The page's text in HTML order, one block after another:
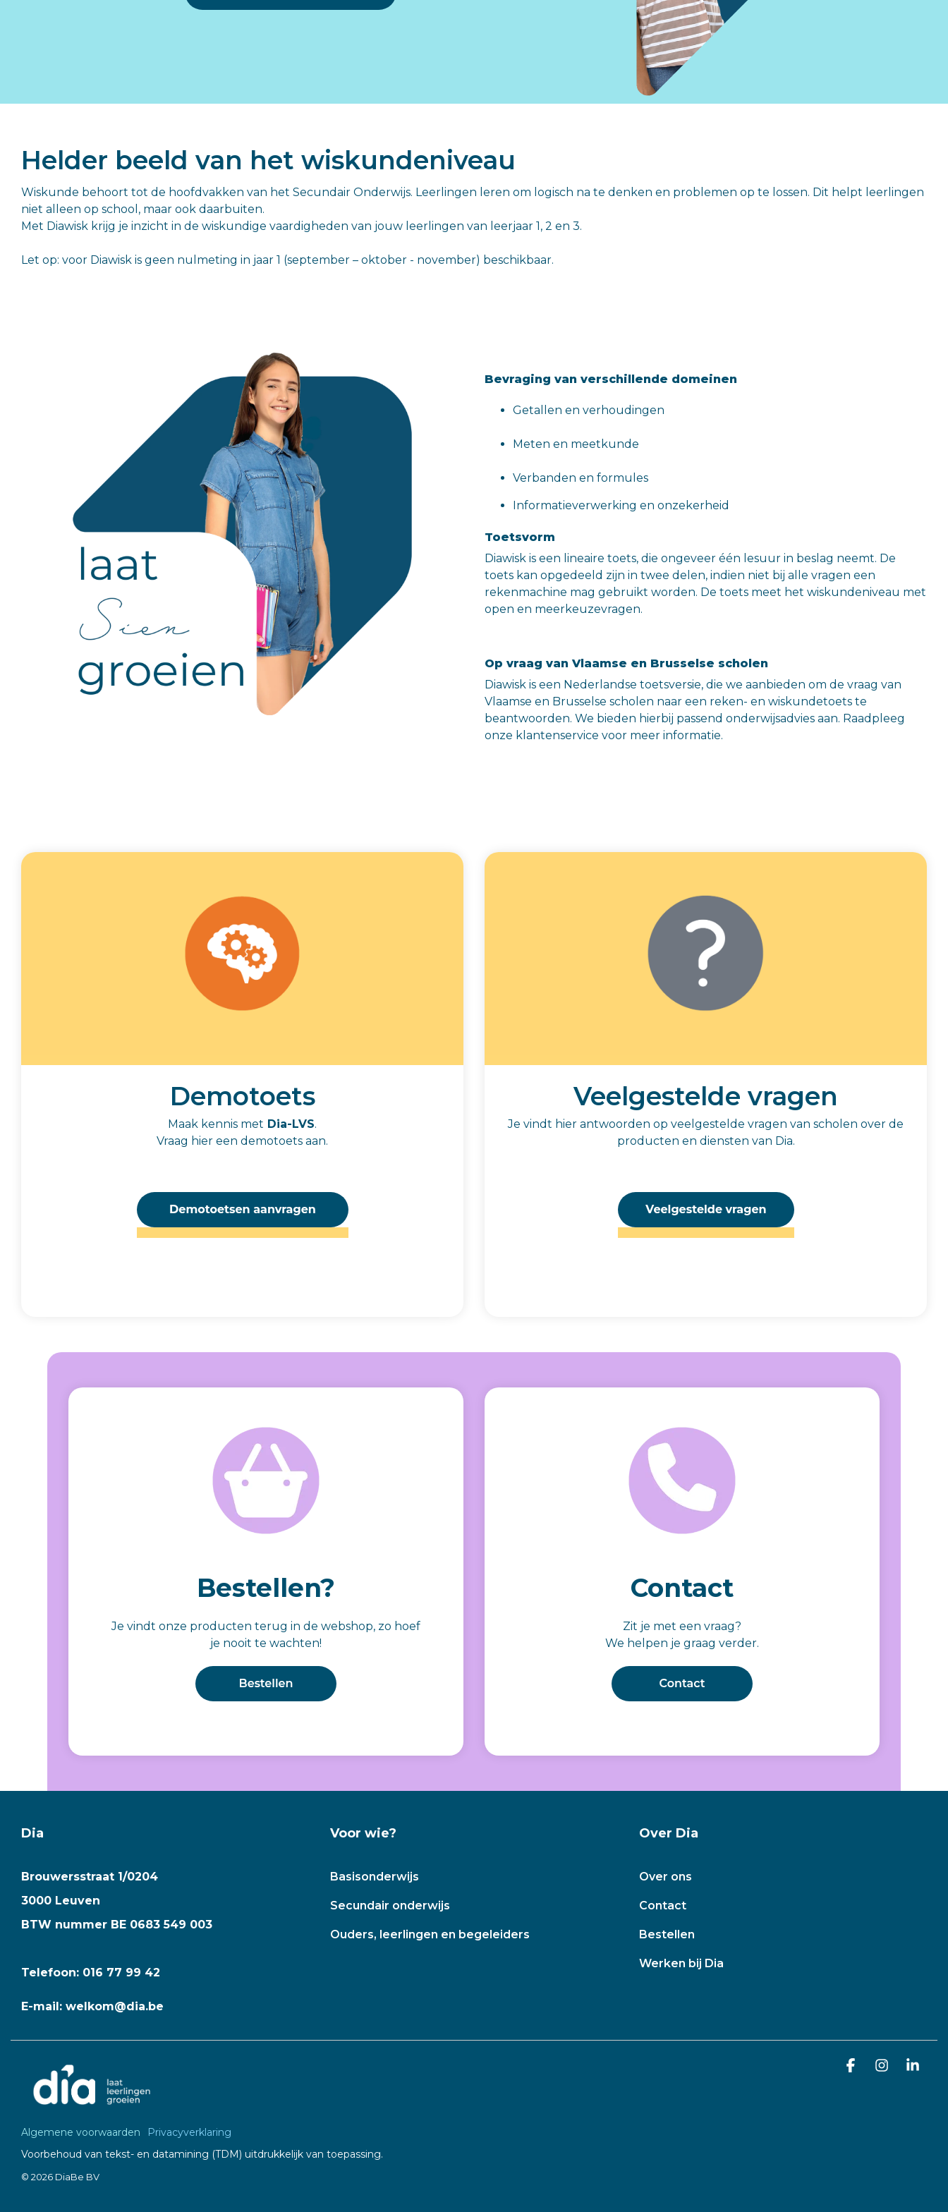
kind.
Ouders, leerlingen en begeleiders
Helder beeld van het wiskundeniveau
Wiskunde behoort tot de hoofdvakken van het Secundair Onderwijs. Leerlingen leren om logisch na te denken en problemen op te lossen. Dit helpt leerlingen
niet alleen op school, maar ook daarbuiten.
Met Diawisk krijg je inzicht in de wiskundige vaardigheden van jouw leerlingen van leerjaar 1, 2 en 3.
Let op: voor Diawisk is geen nulmeting in jaar 1 (september – oktober - november) beschikbaar.
Bevraging van verschillende domeinen
Getallen en verhoudingen
Meten en meetkunde
Verbanden en formules
Informatieverwerking en onzekerheid
Toetsvorm
Diawisk is een lineaire toets, die ongeveer één lesuur in beslag neemt. De
toets kan opgedeeld zijn in twee delen, indien niet bij alle vragen een
rekenmachine mag gebruikt worden. De toets meet het wiskundeniveau met
open en meerkeuzevragen.
Op vraag van Vlaamse en Brusselse scholen
Diawisk is een Nederlandse toetsversie, die we aanbieden om de vraag van
Vlaamse en Brusselse scholen naar een reken- en wiskundetoets te
beantwoorden. We bieden hierbij passend onderwijsadvies aan. Raadpleeg
onze klantenservice voor meer informatie.
Demotoets
Maak kennis met Dia-LVS.
Vraag hier een demotoets aan.
Veelgestelde vragen
Je vindt hier antwoorden op veelgestelde vragen van scholen over de
producten en diensten van Dia.
Bestellen?
Je vindt onze producten terug in de webshop, zo hoef
je nooit te wachten!
Contact
Zit je met een vraag?
We helpen je graag verder.
Dia
Brouwersstraat 1/0204
3000 Leuven
BTW nummer BE 0683 549 003
Telefoon: 016 77 99 42
E-mail: welkom@dia.be
Voor wie?
Basisonderwijs
Secundair onderwijs
Ouders, leerlingen en begeleiders
Over Dia
Over ons
Contact
Bestellen
Werken bij Dia
Algemene voorwaarden
Privacyverklaring
Voorbehoud van tekst- en datamining (TDM) uitdrukkelijk van toepassing.
© 2026 DiaBe BV
FacebookInstagram